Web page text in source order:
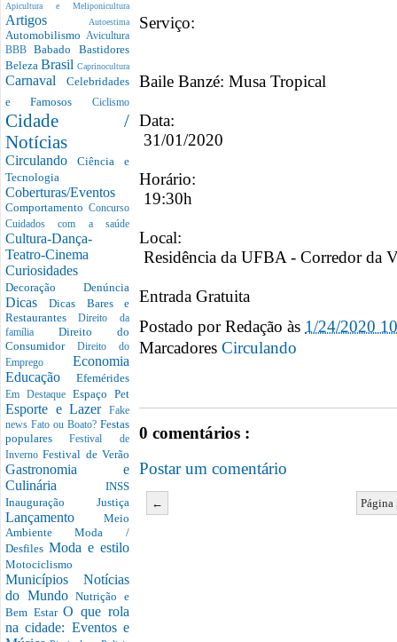
Apicultura e Meliponicultura
Artigos Autoestima
Automobilismo Avicultura
BBBBabado Bastidores
Beleza Brasil Caprinocultura
Carnaval Celebridades
e Famosos Ciclismo
Cidade /
Notícias
CirculandoCiência e
Tecnologia
Coberturas/Eventos
Comportamento Concurso
Cuidados com a saúde
Cultura-Dança-
Teatro-Cinema
Curiosidades
Decoração Denúncia
DicasDicas Bares e
RestaurantesDireito da
família Direito do
Consumidor Direito do
Emprego Economia
Educação Efemérides
Em Destaque Espaço Pet
Esporte e Lazer
Fake
news Fato ou Boato? Festas
popularesFestival de
InvernoFestival de Verão
Gastronomia e
Culinária INSS
Inauguração Justiça
Lançamento Meio
AmbienteModa /
Desfiles Moda e estilo
Motociclismo
Municípios Notícias
do MundoNutrição e
Bem EstarO que rola
na cidade: Eventos e
Serviço:
Baile Banzé: Musa Tropical
Data:
31/01/2020
Horário:
19:30h
Local:
Residência da UFBA - Corredor da
Entrada Gratuita
Postado porRedação às 1/24/2020
Marcadores Circulando
0 comentários :
Postar um comentário
←